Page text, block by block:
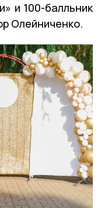
и 100-балльник
Олейниченко.